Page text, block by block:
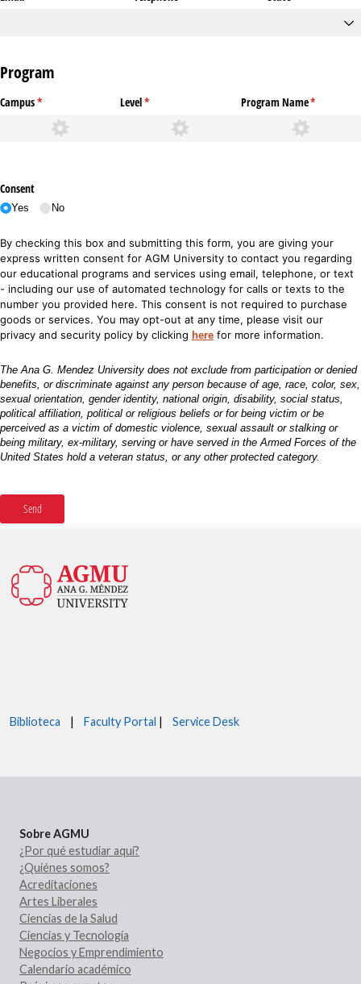
Biblioteca | Faculty Portal | Service Desk
Sobre AGMU
¿Por qué estudiar aquí?
¿Quiénes somos?
Acreditaciones
Artes Liberales
Ciencias de la Salud
Ciencias y Tecnología
Negocios y Emprendimiento
Calendario académico